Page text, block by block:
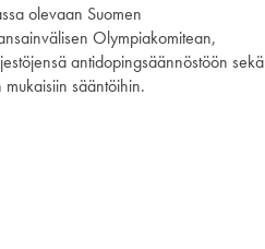
olevaan Suomen
Olympiakomitean,
antidopingsäännöstöön sekä
sääntöihin.